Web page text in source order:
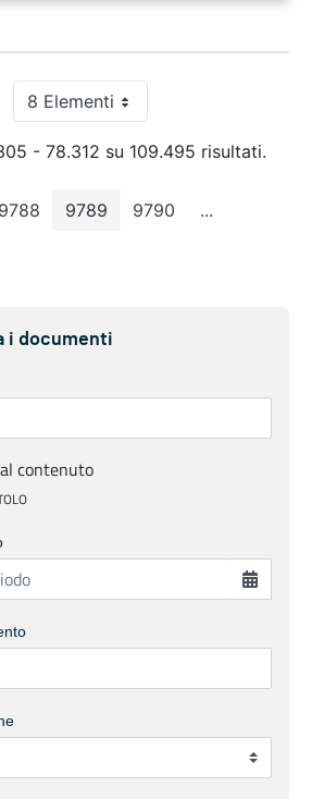
8 ElementiPer pagina
- 78.312 su 109.495 risultati.
intermedie
Pagina
9788 Pagina
9789 Pagina
9790 ...Pagine
i documenti
contenuto